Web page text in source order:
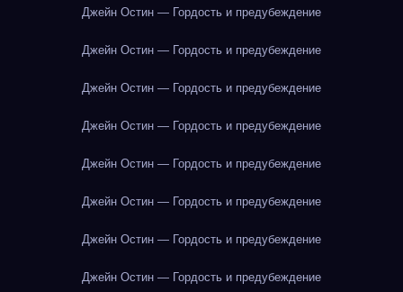
Джейн Остин — Гордость и предубеждение
Джейн Остин — Гордость и предубеждение
Джейн Остин — Гордость и предубеждение
Джейн Остин — Гордость и предубеждение
Джейн Остин — Гордость и предубеждение
Джейн Остин — Гордость и предубеждение
Джейн Остин — Гордость и предубеждение
Джейн Остин — Гордость и предубеждение